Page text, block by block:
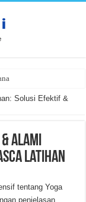
untuk Kesehatan
Solusi Efektif &
Alami
Latihan
tentang Yoga
penjelasan